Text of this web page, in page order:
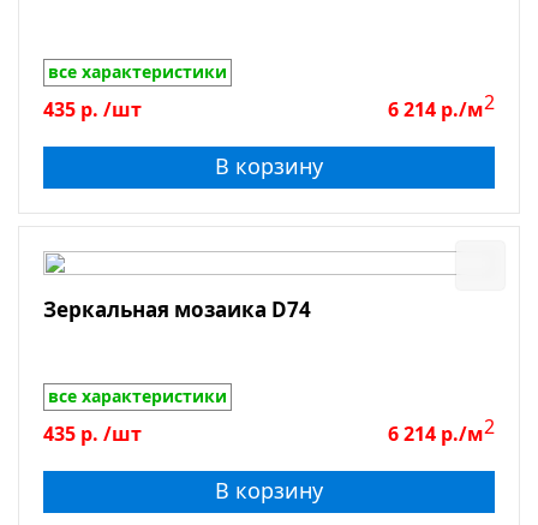
все характеристики
435 р. /шт 6 214 р./м2
В корзину
Зеркальная мозаика D74
все характеристики
435 р. /шт 6 214 р./м2
В корзину